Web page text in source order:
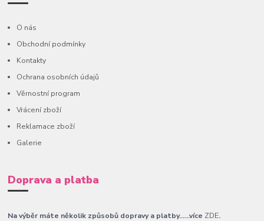
O nás
Obchodní podmínky
Kontakty
Ochrana osobních údajů
Věrnostní program
Vrácení zboží
Reklamace zboží
Galerie
Doprava a platba
Na výběr máte několik způsobů dopravy a platby......více ZDE.